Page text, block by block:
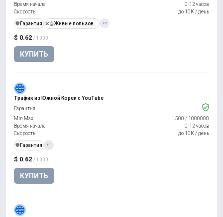
$ 0.62 / 1000
КУПИТЬ
Время начала
0-12 часов
Скорость
до 10К / день
️🛡️ Гарантия ❌🤖Живые пользов... +5
Трафик из Южной Кореи с YouTube
$ 0.62 / 1000
КУПИТЬ
Гарантия
Min Max
500 / 1000000
Время начала
0-12 часов
Скорость
до 10К / день
️🛡️ Гарантия +1